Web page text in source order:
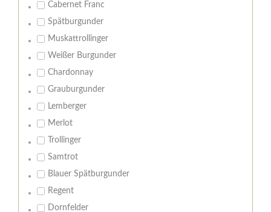
Cabernet Franc
Spätburgunder
Muskattrollinger
Weißer Burgunder
Chardonnay
Grauburgunder
Lemberger
Merlot
Trollinger
Samtrot
Blauer Spätburgunder
Regent
Dornfelder